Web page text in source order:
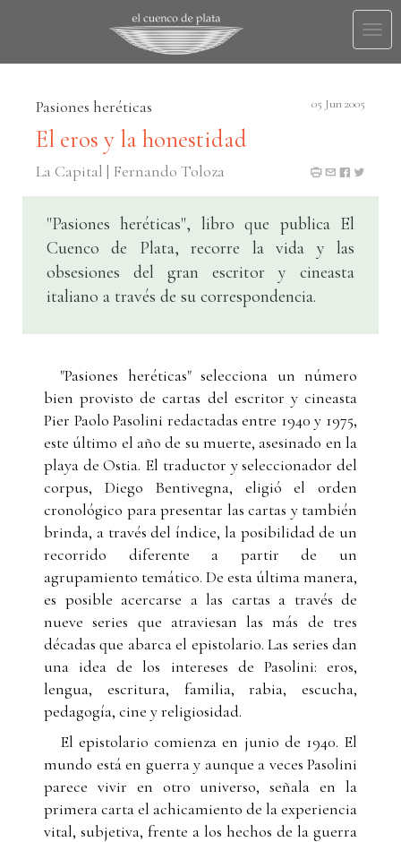
Pasiones heréticas 05 Jun 2005
El eros y la honestidad
La Capital | Fernando Toloza
"Pasiones heréticas", libro que publica El
Cuenco de Plata, recorre la vida y las
obsesiones del gran escritor y cineasta
italiano a través de su correspondencia.
"Pasiones heréticas" selecciona un número
bien provisto de cartas del escritor y cineasta
Pier Paolo Pasolini redactadas entre 1940 y 1975,
este último el año de su muerte, asesinado en la
playa de Ostia. El traductor y seleccionador del
corpus, Diego Bentivegna, eligió el orden
cronológico para presentar las cartas y también
brinda, a través del índice, la posibilidad de un
recorrido diferente a partir de un
agrupamiento temático. De esta última manera,
es posible acercarse a las cartas a través de
nueve series que atraviesan las más de tres
décadas que abarca el epistolario. Las series dan
una idea de los intereses de Pasolini: eros,
lengua, escritura, familia, rabia, escucha,
pedagogía, cine y religiosidad.
El epistolario comienza en junio de 1940. El
mundo está en guerra y aunque a veces Pasolini
parece vivir en otro universo, señala en la
primera carta el achicamiento de la experiencia
vital, subjetiva, frente a los hechos de la guerra